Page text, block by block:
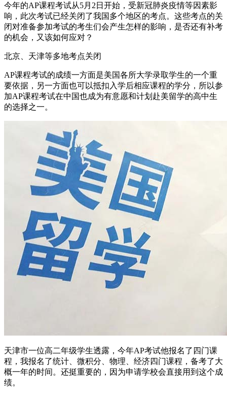
今年的AP课程考试从5月2日开始，受新冠肺炎疫情等因素影
响，此次考试已经关闭了我国多个地区的考点。这些考点的关
闭对准备参加考试的考生们会产生怎样的影响，是否还有补考
的机会，又该如何应对？
北京、天津等多地考点关闭
AP课程考试的成绩一方面是美国各所大学录取学生的一个重
要依据，另一方面也可以抵扣入学后相应课程的学分，所以参
加AP课程考试在中国也成为有意愿和计划赴美留学的高中生
的选择之一。
天津市一位高二年级学生透露，今年AP考试他报名了四门课
程，我报名了统计、微积分、物理、经济四门课程，备考了大
概一年的时间。还挺重要的，因为申请学校会直接用到这个成
绩。